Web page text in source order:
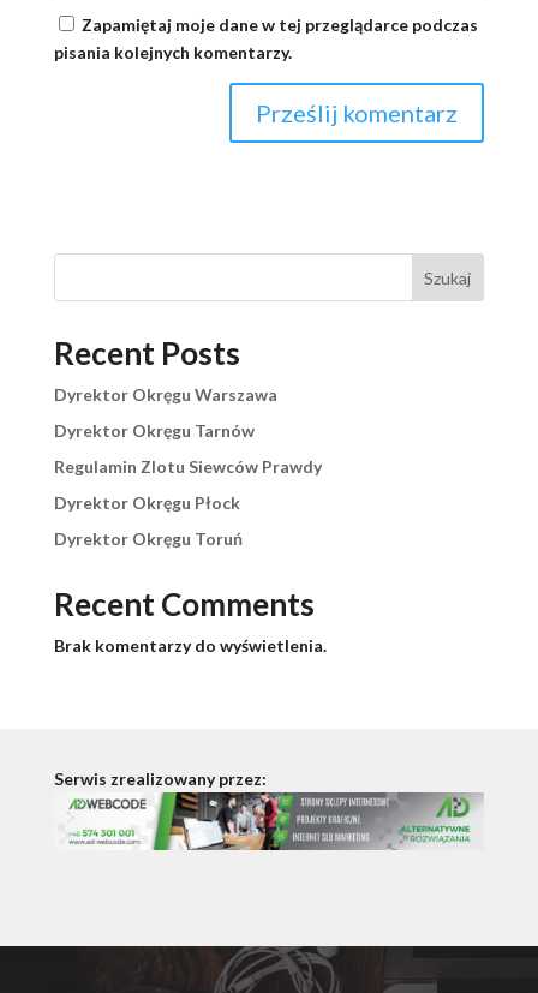
Zapamiętaj moje dane w tej przeglądarce podczas
pisania kolejnych komentarzy.
Szukaj
Recent Posts
Dyrektor Okręgu Warszawa
Dyrektor Okręgu Tarnów
Regulamin Zlotu Siewców Prawdy
Dyrektor Okręgu Płock
Dyrektor Okręgu Toruń
Recent Comments
Brak komentarzy do wyświetlenia.
Serwis zrealizowany przez: